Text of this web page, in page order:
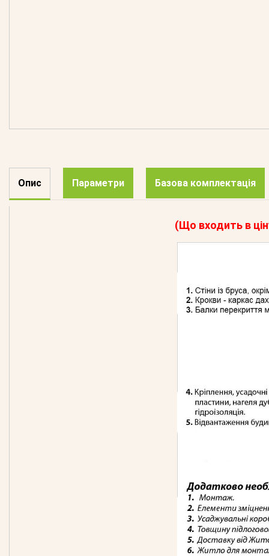
Опис Параметри Базова комплектація
(Що входить в